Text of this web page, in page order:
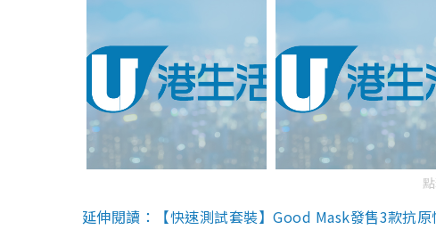
延伸閱讀：【快速測試套裝】Good Mask發售3款抗